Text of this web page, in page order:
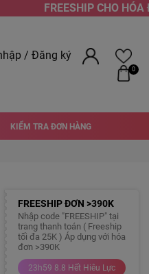
FREESHIP CHO HÓA
/ Đăng ký
0
KIỂM TRA ĐƠN HÀNG
FREESHIP ĐƠN >390K
Nhập code "FREESHIP" tại
trang thanh toán ( Freeship
tối đa 25K ) Áp dụng với hóa
đơn >390K
23h59 8.8 Hết Hiêu Lực